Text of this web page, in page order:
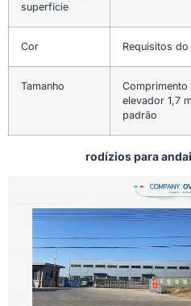
superfície
Cor Requisitos do
Tamanho
Comprimento
elevador 1,7
padrão
rodízios para